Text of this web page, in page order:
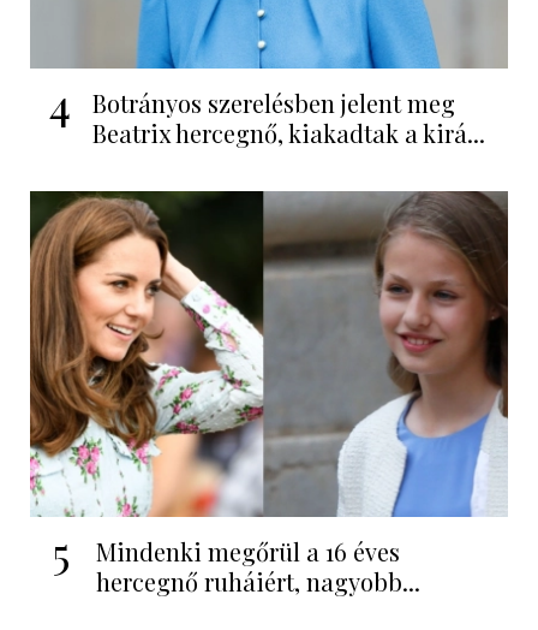
4
Botrányos szerelésben jelent meg
Beatrix hercegnő, kiakadtak a kirá...
5
Mindenki megőrül a 16 éves
hercegnő ruháiért, nagyobb...